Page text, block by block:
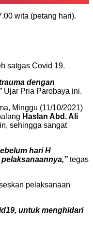
wita (petang hari).
satgas Covid 19.
dengan
Ujar Pria Parobaya ini.
Minggu (11/10/2021)
Haslan Abd. Ali
sehingga sangat
hari H
tegas
pelaksanaan
untuk menghidari